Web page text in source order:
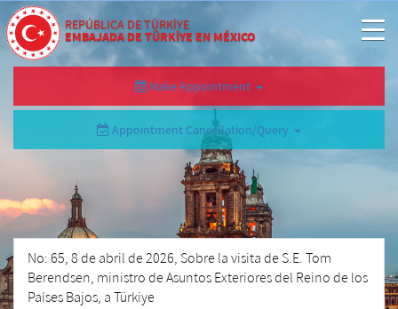
REPÚBLICA DE TÜRKİYE
EMBAJADA DE TÜRKİYE EN MÉXICO
Make Appointment
Appointment Cancellation/Query
No: 65, 8 de abril de 2026, Sobre la visita de S.E. Tom
Berendsen, ministro de Asuntos Exteriores del Reino de los
Países Bajos, a Türkiye